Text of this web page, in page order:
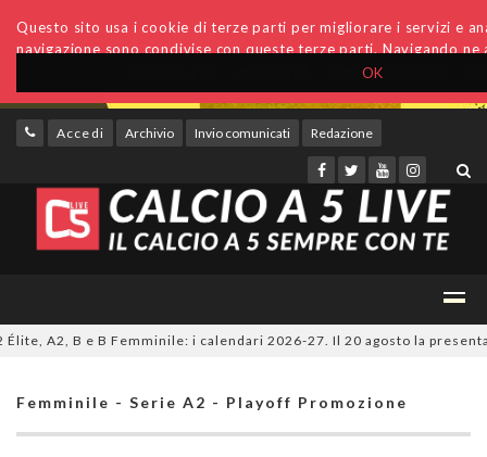
OK
Questo sito usa i cookie di terze parti per migliorare i servizi e
navigazione sono condivise con queste terze parti. Navigando
Accedi Archivio Invio comunicati Redazione
A2, B e B Femminile: i calendari 2026-27. Il 20 agosto la
Femminile - Serie A2 - Playoff Promozione